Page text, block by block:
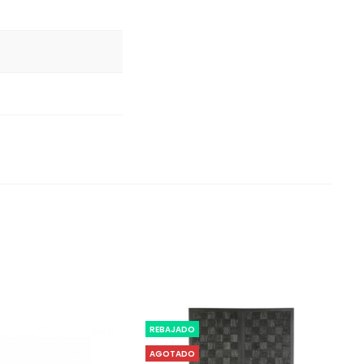
REBAJADO
AGOTADO